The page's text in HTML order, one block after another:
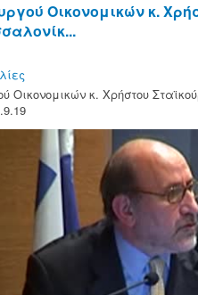
Οικονομικών κ.
Οικονομικών κ. Χρήστου